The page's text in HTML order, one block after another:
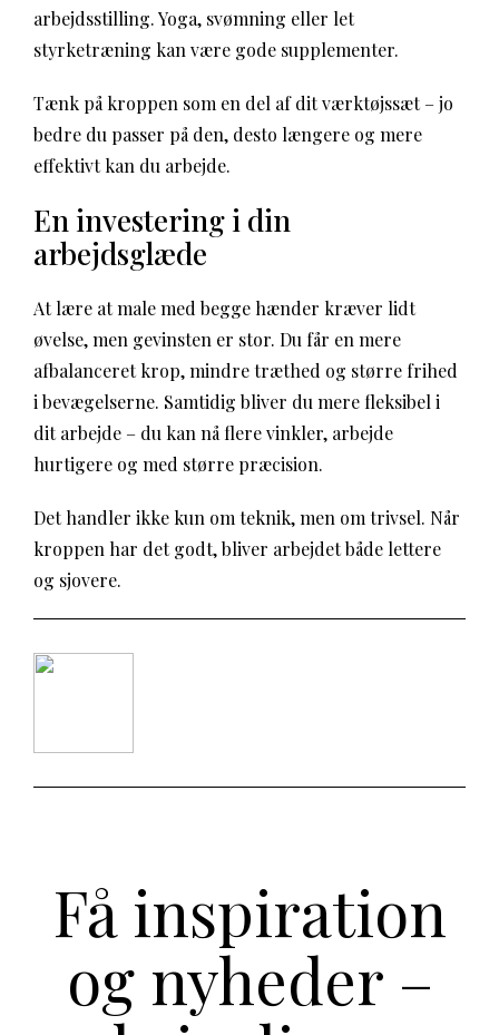
arbejdsstilling. Yoga, svømning eller let
styrketræning kan være gode supplementer.
Tænk på kroppen som en del af dit værktøjssæt – jo
bedre du passer på den, desto længere og mere
effektivt kan du arbejde.
En investering i din
arbejdsglæde
At lære at male med begge hænder kræver lidt
øvelse, men gevinsten er stor. Du får en mere
afbalanceret krop, mindre træthed og større frihed
i bevægelserne. Samtidig bliver du mere fleksibel i
dit arbejde – du kan nå flere vinkler, arbejde
hurtigere og med større præcision.
Det handler ikke kun om teknik, men om trivsel. Når
kroppen har det godt, bliver arbejdet både lettere
og sjovere.
Få inspiration
og nyheder –